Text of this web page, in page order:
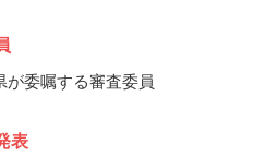
が委嘱する審査委員
表